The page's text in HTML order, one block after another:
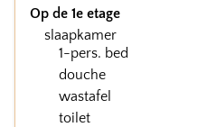
Op de 1e etage
slaapkamer
1-pers. bed
douche
wastafel
toilet